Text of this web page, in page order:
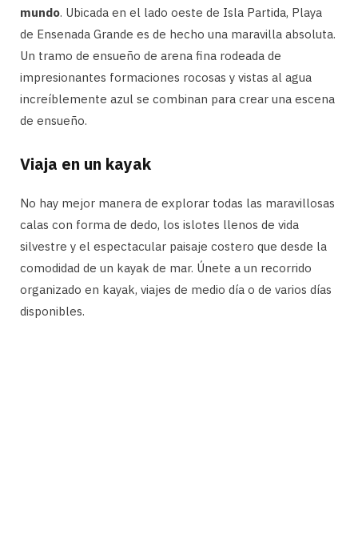
mundo. Ubicada en el lado oeste de Isla Partida, Playa
de Ensenada Grande es de hecho una maravilla absoluta.
Un tramo de ensueño de arena fina rodeada de
impresionantes formaciones rocosas y vistas al agua
increíblemente azul se combinan para crear una escena
de ensueño.
Viaja en un kayak
No hay mejor manera de explorar todas las maravillosas
calas con forma de dedo, los islotes llenos de vida
silvestre y el espectacular paisaje costero que desde la
comodidad de un kayak de mar. Únete a un recorrido
organizado en kayak, viajes de medio día o de varios días
disponibles.